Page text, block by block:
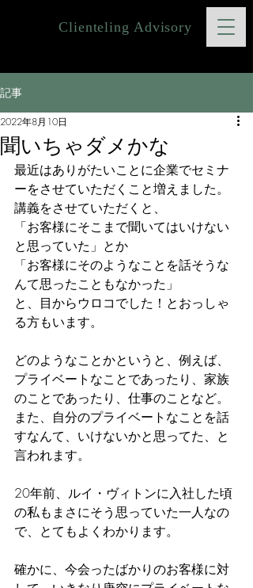
Clienteling Advisory
記事
聞いちゃダメかな
2022年8月10日
最近はありがたいことに企業でセミナ
ーをさせていただくこと増えました。
講義をさせていただくと、
「お客様にそこまで聞いてはいけない
と思っていた」とか
「お客様にそのようなことを話そうな
んて思ったこともなかった」
と、目からウロコでした！とおっしゃ
る方もいます。
どのようなことかというと、例えば、
プライベートなことであったり、家族
のことであったり、仕事のことなど。
また、自分のプライベートなことを話
すなんて、いけないかと思ってた、と
言われます。
20年前、ルイ・ヴィトンに入社した頃
の私もまさにそう思っていた一人なの
で、とてもよくわかります。
確かに、今会ったばかりのお客様に対